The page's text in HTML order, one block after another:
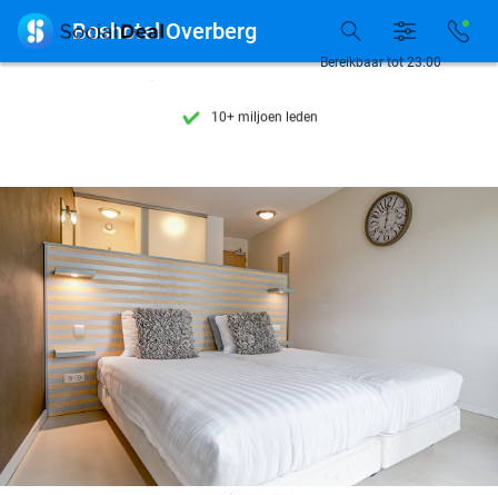
7 dagen per week beschikbaar
7 dagen per week beschikbaar
10+ miljoen leden
Bereikbaar tot 23:00
 Boshotel Overberg